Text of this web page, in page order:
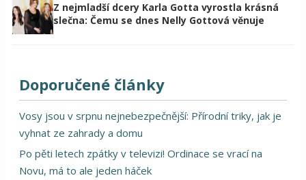
Z nejmladší dcery Karla Gotta vyrostla krásná
slečna: Čemu se dnes Nelly Gottová věnuje
Doporučené články
Vosy jsou v srpnu nejnebezpečnější: Přírodní triky, jak je
vyhnat ze zahrady a domu
Po pěti letech zpátky v televizi! Ordinace se vrací na
Novu, má to ale jeden háček